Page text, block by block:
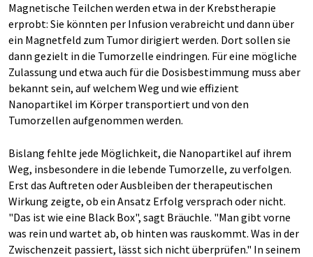
Magnetische Teilchen werden etwa in der Krebstherapie
erprobt: Sie könnten per Infusion verabreicht und dann über
ein Magnetfeld zum Tumor dirigiert werden. Dort sollen sie
dann gezielt in die Tumorzelle eindringen. Für eine mögliche
Zulassung und etwa auch für die Dosisbestimmung muss aber
bekannt sein, auf welchem Weg und wie effizient
Nanopartikel im Körper transportiert und von den
Tumorzellen aufgenommen werden.
Bislang fehlte jede Möglichkeit, die Nanopartikel auf ihrem
Weg, insbesondere in die lebende Tumorzelle, zu verfolgen.
Erst das Auftreten oder Ausbleiben der therapeutischen
Wirkung zeigte, ob ein Ansatz Erfolg versprach oder nicht.
"Das ist wie eine Black Box", sagt Bräuchle. "Man gibt vorne
was rein und wartet ab, ob hinten was rauskommt. Was in der
Zwischenzeit passiert, lässt sich nicht überprüfen." In seinem